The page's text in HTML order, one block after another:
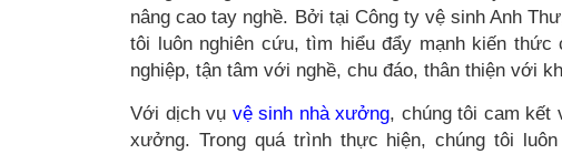
nâng cao tay nghề. Bởi tại Công ty vệ sinh Anh
tôi luôn nghiên cứu, tìm hiểu đẩy mạnh kiến
nghiệp, tận tâm với nghề, chu đáo, thân thiện với
Với dịch vụ vệ sinh nhà xưởng, chúng tôi cam kết
xưởng. Trong quá trình thực hiện, chúng tôi